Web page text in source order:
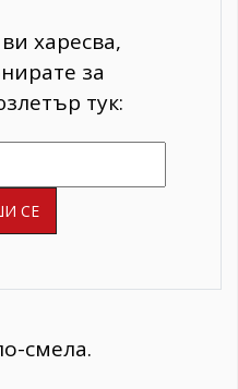
харесва,
за
тук:
смела.